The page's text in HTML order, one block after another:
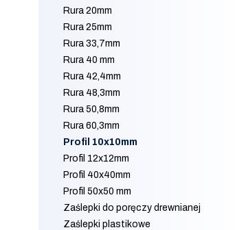
Rura 20mm
Rura 25mm
Rura 33,7mm
Rura 40 mm
Rura 42,4mm
Rura 48,3mm
Rura 50,8mm
Rura 60,3mm
Profil 10x10mm
Profil 12x12mm
Profil 40x40mm
Profil 50x50 mm
Zaślepki do poręczy drewnianej
Zaślepki plastikowe